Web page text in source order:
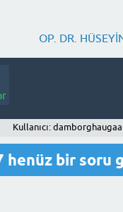
OP. DR.
Kullanıcı:
henüz bir soru